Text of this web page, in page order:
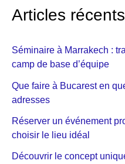
Articles récents
Séminaire à Marrakech :
camp de base d’équipe
Que faire à Bucarest en
adresses
Réserver un événement
choisir le lieu idéal
Découvrir le concept